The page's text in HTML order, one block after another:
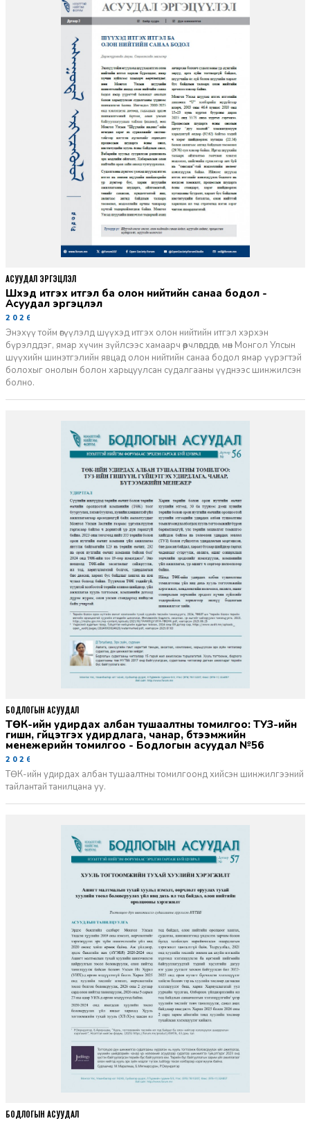
Шүүхэд итгэх итгэл ба олон нийтийн санаа бодол -
Асуудал эргэцүүлэл
2026-06-11
Энэхүү тойм өгүүлэлд шүүхэд итгэх олон нийтийн итгэл хэрхэн
бүрэлддэг, ямар хүчин зүйлсээс хамаарч өөрчлөгддөг, мөн Монгол Улсын
шүүхийн шинэтгэлийн явцад олон нийтийн санаа бодол ямар үүрэгтэй
болохыг онолын болон харьцуулсан судалгааны үүднээс шинжилсэн
болно.
АСУУДАЛ ЭРГЭЦҮҮЛЭЛ
ТӨК-ийн удирдах албан тушаалтны томилгоо: ТУЗ-ийн
гишүүн, гүйцэтгэх удирдлага, чанар, бүтээмжийн
менежерийн томилгоо - Бодлогын асуудал №56
2026-06-02
ТӨК-ийн удирдах албан тушаалтны томилгоонд хийсэн шинжилгээний
тайлантай танилцана уу.
БОДЛОГЫН АСУУДАЛ
БОДЛОГЫН АСУУДАЛ